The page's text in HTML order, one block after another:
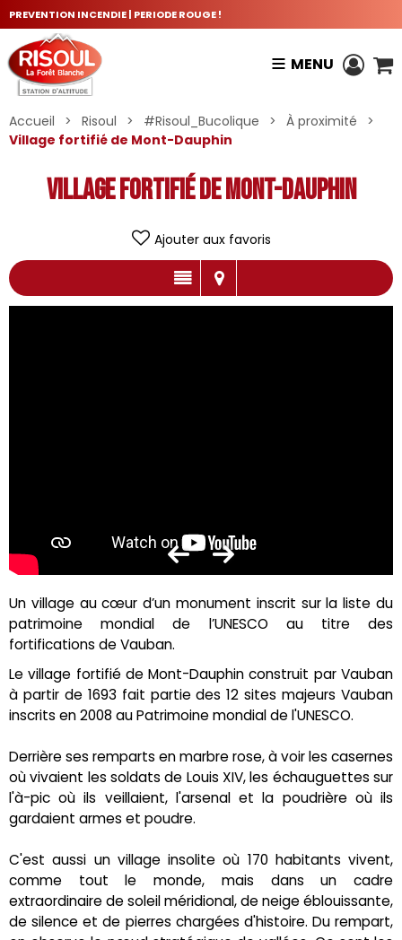
PREVENTION INCENDIE | PERIODE ROUGE !
MENU
Accueil > Risoul > #Risoul_Bucolique > À proximité
>
Village fortifié de Mont-Dauphin
Village fortifié de Mont-Dauphin
Ajouter aux favoris
Un village au cœur d’un monument inscrit sur la liste du
patrimoine mondial de l’UNESCO au titre des
fortifications de Vauban.
Le village fortifié de Mont-Dauphin construit par Vauban
à partir de 1693 fait partie des 12 sites majeurs Vauban
inscrits en 2008 au Patrimoine mondial de l'UNESCO.
Derrière ses remparts en marbre rose, à voir les casernes
où vivaient les soldats de Louis XIV, les échauguettes sur
l'à-pic où ils veillaient, l'arsenal et la poudrière où ils
gardaient armes et poudre.
C'est aussi un village insolite où 170 habitants vivent,
comme tout le monde, mais dans un cadre
extraordinaire de soleil méridional, de neige éblouissante,
de silence et de pierres chargées d'histoire. Du rempart,